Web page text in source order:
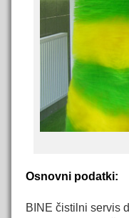
Osnovni podatki:
BINE čistilni servis